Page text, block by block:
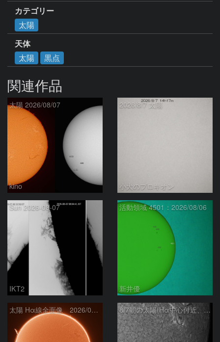
カテゴリー
太陽
天体
太陽
黒点
関連作品
太陽 2026/08/07
kino
2026/8/7 太陽
小犬のプロキオン
Sun 2026-08-07
IKT2
活動領域 4501：2026/08/06
新井優
太陽 Hα線全面像 2026/08/07 8/7朝の太陽(Hα中心付近、4498、4502付近)